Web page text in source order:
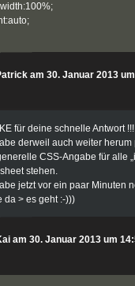
am 30. Januar 2013
für deine schnelle Antwort !!!
derweil auch weiter herum
CSS-Angabe für alle
stehen.
jetzt vor ein paar Minuten
da > es geht :-)))
am 30. Januar 2013 um